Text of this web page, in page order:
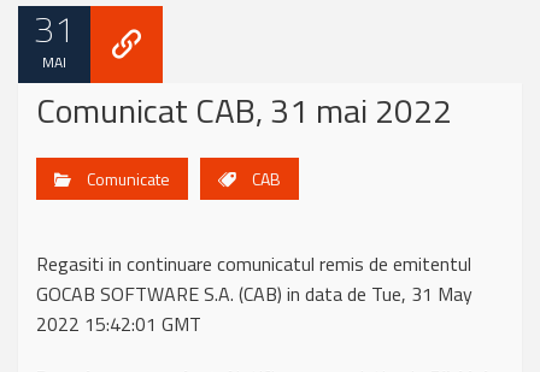
31
MAI
Comunicat CAB, 31 mai 2022
Comunicate CAB
Regasiti in continuare comunicatul remis de emitentul
GOCAB SOFTWARE S.A. (CAB) in data de Tue, 31 May
2022 15:42:01 GMT